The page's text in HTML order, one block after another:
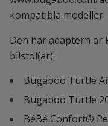
kompatibla modeller.
Den här adaptern är
bilstol(ar):
Bugaboo Turtle
Bugaboo Turtle
BéBé Confort®